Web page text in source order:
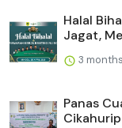
Halal
Jagat,
3
Panas